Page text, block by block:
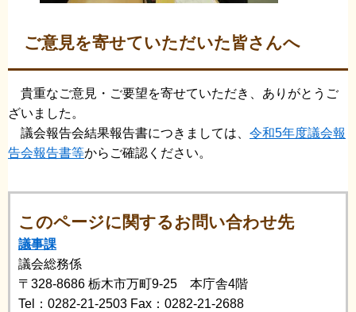
ご意見を寄せていただいた皆さんへ
貴重なご意見・ご要望を寄せていただき、ありがとうご
ざいました。
議会報告会結果報告書につきましては、 令和5年度議会報
告会報告書等からご確認ください。
このページに関するお問い合わせ先
議事課
議会総務係
〒328-8686 栃木市万町9-25 本庁舎4階
Tel：0282-21-2503 Fax：0282-21-2688